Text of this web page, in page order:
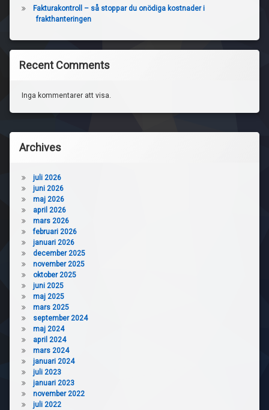
Fakturakontroll – så stoppar du onödiga kostnader i
frakthanteringen
Recent Comments
Inga kommentarer att visa.
Archives
juli 2026
juni 2026
maj 2026
april 2026
mars 2026
februari 2026
januari 2026
december 2025
november 2025
oktober 2025
juni 2025
maj 2025
mars 2025
september 2024
maj 2024
april 2024
mars 2024
januari 2024
juli 2023
januari 2023
november 2022
juli 2022